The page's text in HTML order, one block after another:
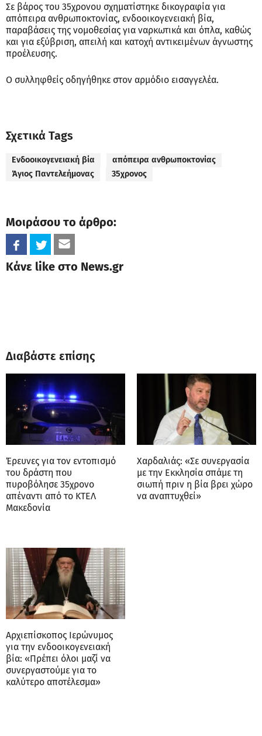
Σε βάρος του 35χρονου σχηματίστηκε δικογραφία για
απόπειρα ανθρωποκτονίας, ενδοοικογενειακή βία,
παραβάσεις της νομοθεσίας για ναρκωτικά και όπλα, καθώς
και για εξύβριση, απειλή και κατοχή αντικειμένων άγνωστης
προέλευσης.
Ο συλληφθείς οδηγήθηκε στον αρμόδιο εισαγγελέα.
Σχετικά Tags
Ενδοοικογενειακή βία
απόπειρα ανθρωποκτονίας
Άγιος Παντελεήμονας
35χρονος
Μοιράσου το άρθρο:
Κάνε like στο News.gr
Διαβάστε επίσης
Έρευνες για τον εντοπισμό
του δράστη που
πυροβόλησε 35χρονο
απέναντι από το ΚΤΕΛ
Μακεδονία
Χαρδαλιάς: «Σε συνεργασία
με την Εκκλησία σπάμε τη
σιωπή πριν η βία βρει χώρο
να αναπτυχθεί»
Αρχιεπίσκοπος Ιερώνυμος
για την ενδοοικογενειακή
βία: «Πρέπει όλοι μαζί να
συνεργαστούμε για το
καλύτερο αποτέλεσμα»